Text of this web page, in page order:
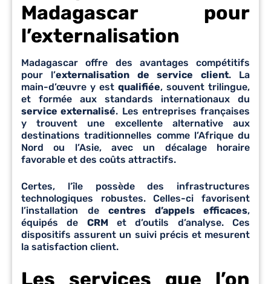
Madagascar pour
l’externalisation
Madagascar offre des avantages compétitifs
pour l’externalisation de service client. La
main-d’œuvre y est qualifiée, souvent trilingue,
et formée aux standards internationaux du
service externalisé. Les entreprises françaises
y trouvent une excellente alternative aux
destinations traditionnelles comme l’Afrique du
Nord ou l’Asie, avec un décalage horaire
favorable et des coûts attractifs.
Certes, l’île possède des infrastructures
technologiques robustes. Celles-ci favorisent
l’installation de centres d’appels efficaces,
équipés de CRMet d’outils d’analyse. Ces
dispositifs assurent un suivi précis et mesurent
la satisfaction client.
Les services que l’on